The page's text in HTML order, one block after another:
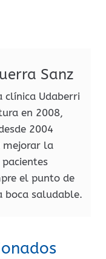
Sanz
clínica Udaberri
en 2008,
2004
mejorar la
el punto de
boca saludable.